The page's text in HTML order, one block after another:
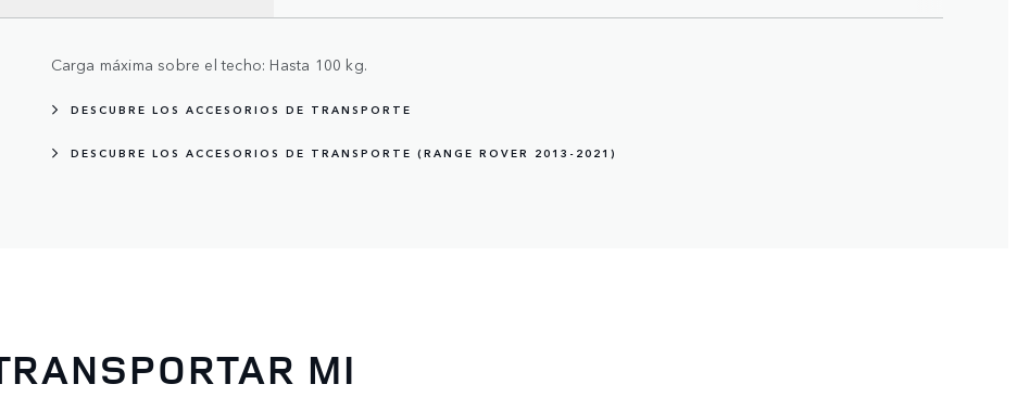
Carga máxima sobre el techo: Hasta 100 kg.
DESCUBRE LOS ACCESORIOS DE TRANSPORTE
DESCUBRE LOS ACCESORIOS DE TRANSPORTE (RANGE ROVER 2013-2021)
MI